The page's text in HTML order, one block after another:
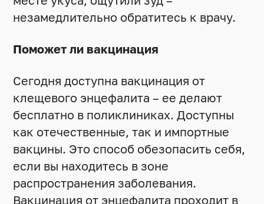
незамедлительно обратитесь к врачу.
Поможет ли вакцинация
Сегодня доступна вакцинация от
клещевого энцефалита – ее делают
бесплатно в поликлиниках. Доступны
как отечественные, так и импортные
вакцины. Это способ обезопасить себя,
если вы находитесь в зоне
распространения заболевания.
Вакцинация от энцефалита проходит в